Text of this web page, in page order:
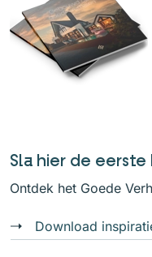
Sla hier de
Ontdek het Goede
Download